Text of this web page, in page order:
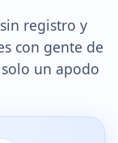
registro y
con gente de
un apodo